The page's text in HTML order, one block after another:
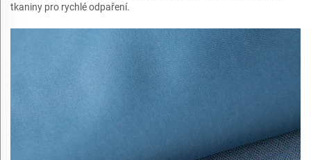
tkaniny pro rychlé odpaření.